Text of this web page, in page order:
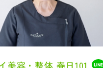
美容・整体 春日101